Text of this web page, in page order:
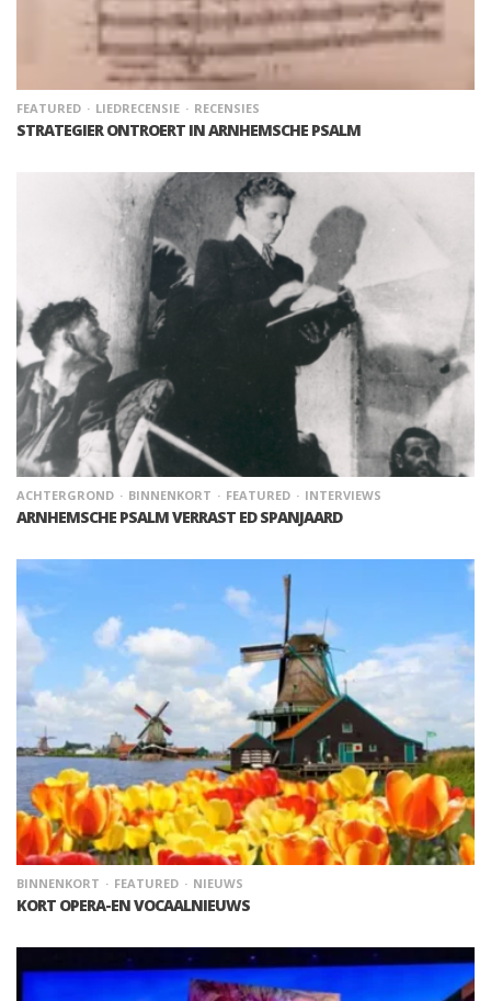
FEATURED LIEDRECENSIE RECENSIES
STRATEGIER ONTROERT IN ARNHEMSCHE PSALM
ACHTERGROND BINNENKORT FEATURED INTERVIEWS
ARNHEMSCHE PSALM VERRAST ED SPANJAARD
BINNENKORT FEATURED NIEUWS
KORT OPERA-EN VOCAALNIEUWS